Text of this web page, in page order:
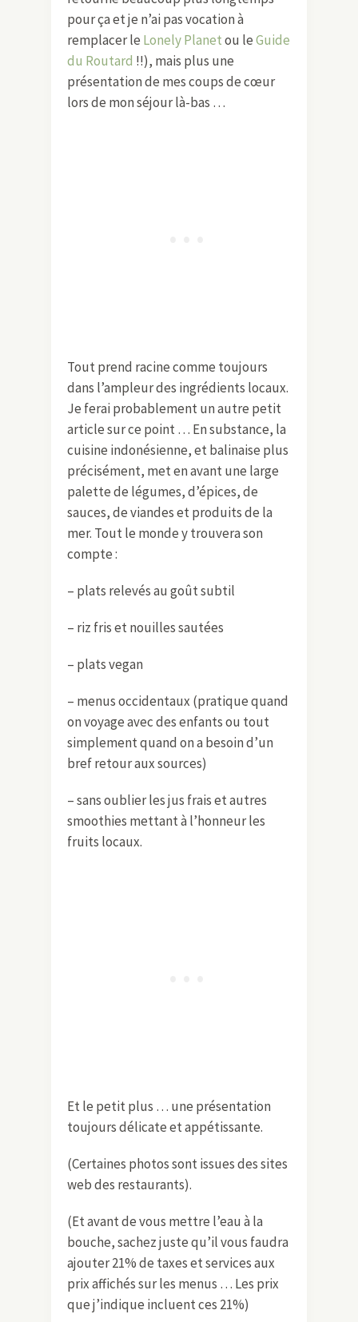
pour ça et je n’ai pas vocation à
remplacer le Lonely Planetou leGuide
du Routard !!), mais plus une
présentation de mes coups de cœur
lors de mon séjour là-bas …
Tout prend racine comme toujours
dans l’ampleur des ingrédients locaux.
Je ferai probablement un autre petit
article sur ce point … En substance, la
cuisine indonésienne, et balinaise plus
précisément, met en avant une large
palette de légumes, d’épices, de
sauces, de viandes et produits de la
mer. Tout le monde y trouvera son
compte :
– plats relevés au goût subtil
– riz fris et nouilles sautées
– plats vegan
– menus occidentaux (pratique quand
on voyage avec des enfants ou tout
simplement quand on a besoin d’un
bref retour aux sources)
– sans oublier les jus frais et autres
smoothies mettant à l’honneur les
fruits locaux.
Et le petit plus … une présentation
toujours délicate et appétissante.
(Certaines photos sont issues des sites
web des restaurants).
(Et avant de vous mettre l’eau à la
bouche, sachez juste qu’il vous faudra
ajouter 21% de taxes et services aux
prix affichés sur les menus … Les prix
que j’indique incluent ces 21%)